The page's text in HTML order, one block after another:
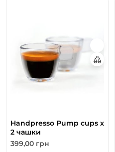
Handpresso Pump cups x
2 чашки
399,00 грн